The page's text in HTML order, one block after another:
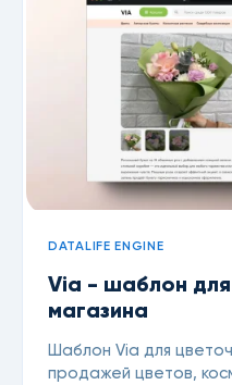
DATALIFE ENGINE
Via - шаблон
магазина
Шаблон Via для
продажей цветов,